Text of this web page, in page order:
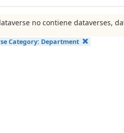
no contiene dataverses,
Category: Department